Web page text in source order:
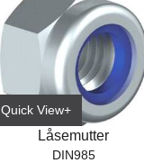
Quick View+
Låsemutter
DIN985